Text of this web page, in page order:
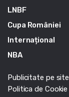
LNBF
Cupa României
Internațional
NBA
Publicitate pe site
Politica de Cookie